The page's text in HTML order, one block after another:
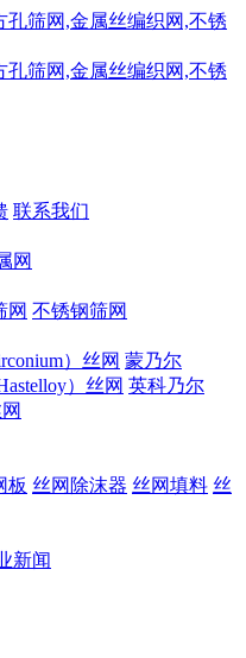
联系我们
网
网 不锈钢筛网
）丝网 蒙乃尔
）丝网 英科乃尔
板 丝网除沫器 丝网填料 丝
新闻